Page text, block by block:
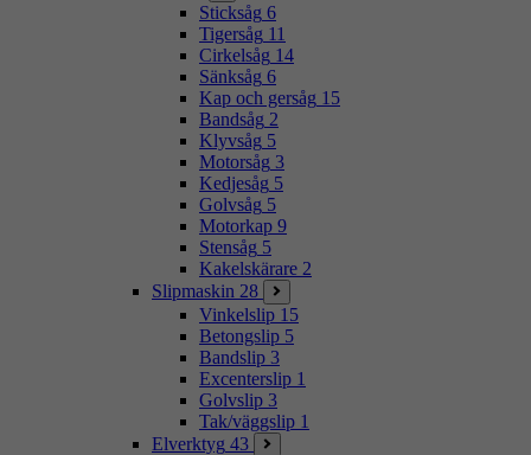
Sticksåg 6
Tigersåg 11
Cirkelsåg 14
Sänksåg 6
Kap och gersåg 15
Bandsåg 2
Klyvsåg 5
Motorsåg 3
Kedjesåg 5
Golvsåg 5
Motorkap 9
Stensåg 5
Kakelskärare 2
Slipmaskin 28
Vinkelslip 15
Betongslip 5
Bandslip 3
Excenterslip 1
Golvslip 3
Tak/väggslip 1
Elverktyg 43